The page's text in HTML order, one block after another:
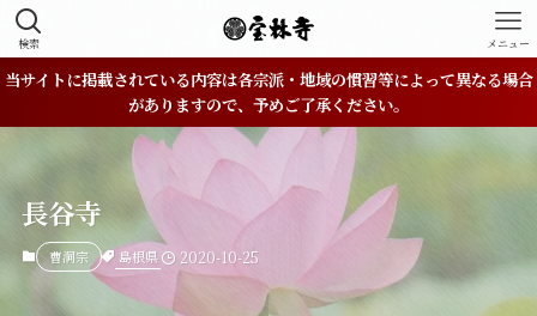
検索 メニュー
当サイトに掲載されている内容は各宗派・地域の慣習等によって異なる場合
がありますので、予めご了承ください。
長谷寺
曹洞宗 島根県 2020-10-25